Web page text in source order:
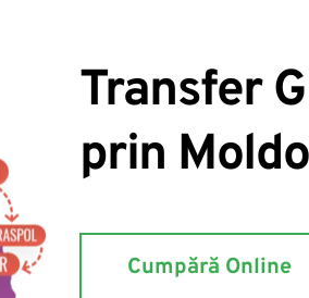
Transfer
prin
Cumpără Online